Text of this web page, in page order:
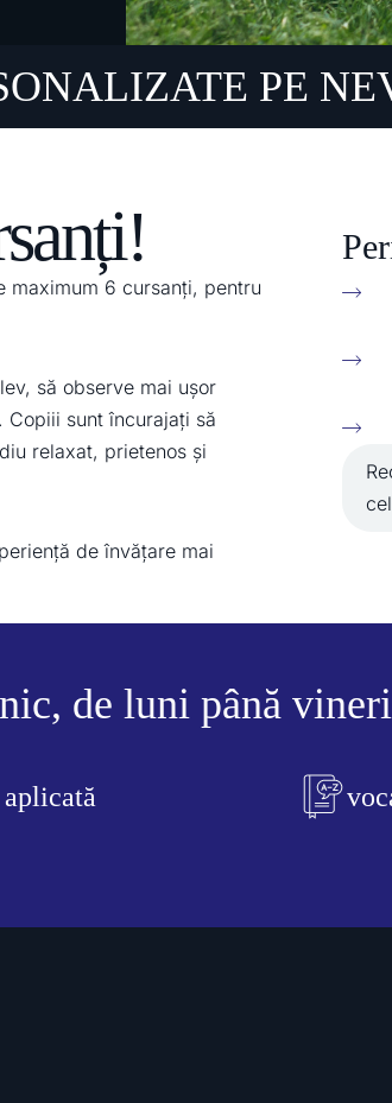
PE
maximum 6 cursanți, pentru
să observe mai ușor
sunt încurajați să
relaxat, prietenos și
de învățare mai
de luni până